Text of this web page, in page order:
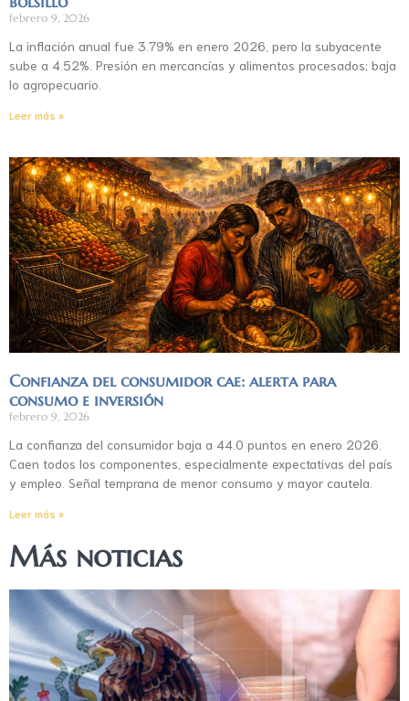
febrero 9, 2026
La inflación anual fue 3.79% en enero 2026, pero la subyacente
sube a 4.52%. Presión en mercancías y alimentos procesados; baja
lo agropecuario.
Leer más »
Confianza del consumidor cae: alerta para
consumo e inversión
febrero 9, 2026
La confianza del consumidor baja a 44.0 puntos en enero 2026.
Caen todos los componentes, especialmente expectativas del país
y empleo. Señal temprana de menor consumo y mayor cautela.
Leer más »
Más noticias